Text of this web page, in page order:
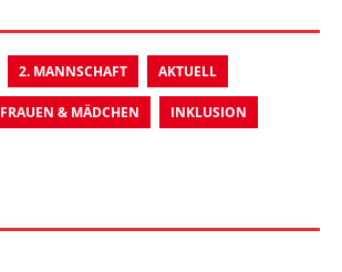
2. MANNSCHAFT AKTUELL
FRAUEN & MÄDCHEN INKLUSION